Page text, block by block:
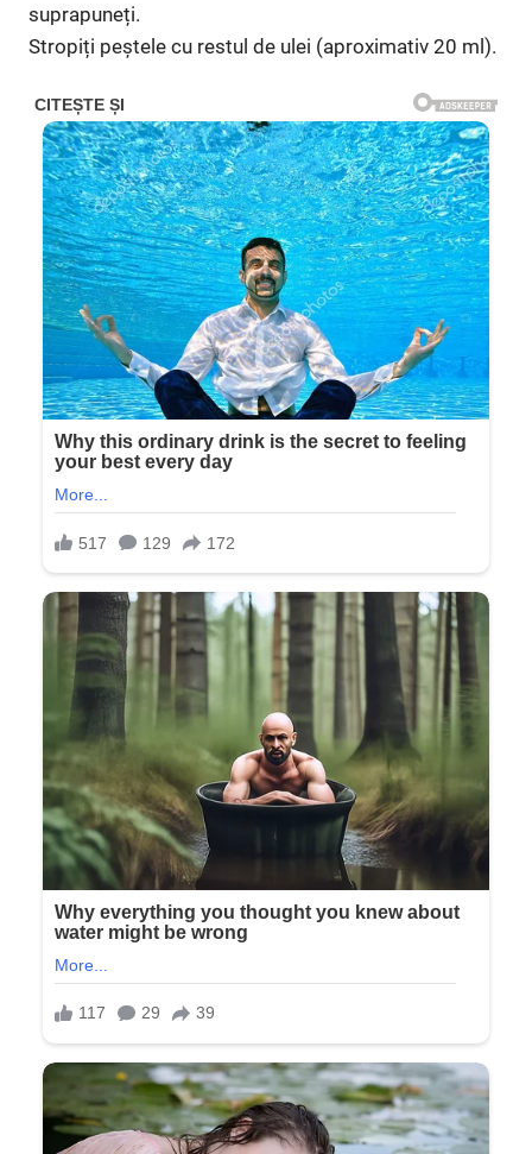
suprapuneți.
Stropiți peștele cu restul de ulei (aproximativ 20 ml).